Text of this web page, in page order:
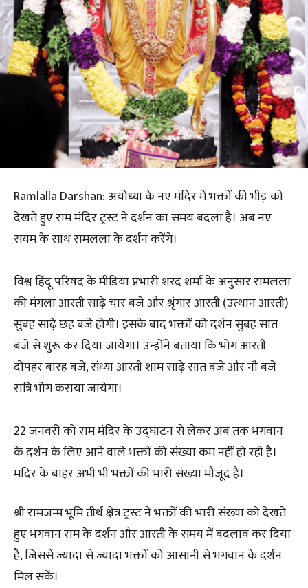
Ramlalla Darshan: अयोध्या के नए मंदिर में भक्तों की भीड़ को
देखते हुए राम मंदिर ट्रस्ट ने दर्शन का समय बदला है। अब नए
सयम के साथ रामलला के दर्शन करेंगे।
विश्व हिंदू परिषद के मीडिया प्रभारी शरद शर्मा के अनुसार रामलला
की मंगला आरती साढ़े चार बजे और श्रृंगार आरती (उत्थान आरती)
सुबह साढ़े छह बजे होगी। इसके बाद भक्तों को दर्शन सुबह सात
बजे से शुरू कर दिया जायेगा। उन्होंने बताया कि भोग आरती
दोपहर बारह बजे, संध्या आरती शाम साढ़े सात बजे और नौ बजे
रात्रि भोग कराया जायेगा।
22 जनवरी को राम मंदिर के उद्घाटन से लेकर अब तक भगवान
के दर्शन के लिए आने वाले भक्तों की संख्या कम नहीं हो रही है।
मंदिर के बाहर अभी भी भक्तों की भारी संख्या मौजूद है।
श्री रामजन्म भूमि तीर्थ क्षेत्र ट्रस्ट ने भक्तों की भारी संख्या को देखते
हुए भगवान राम के दर्शन और आरती के समय में बदलाव कर दिया
है, जिससे ज्यादा से ज्यादा भक्तों को आसानी से भगवान के दर्शन
मिल सकें।